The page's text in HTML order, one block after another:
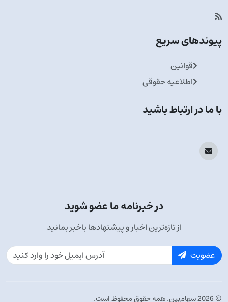
پیوندهای سریع
قوانین
اطلاعیه حقوقی
با ما در ارتباط باشید
در خبرنامه ما عضو شوید
از تازه‌ترین اخبار و پیشنهادها باخبر بمانید
عضویت
© 2026 سهام‌بین. همه حقوق محفوظ است.